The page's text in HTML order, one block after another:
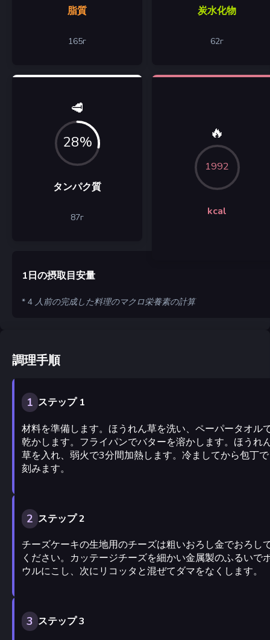
脂質
165г
炭水化物
62г
🥩
28%
タンパク質
87г
🔥
1992
kcal
1日の摂取目安量
* 4 人前の完成した料理のマクロ栄養素の計算
調理手順
1 ステップ 1
材料を準備します。ほうれん草を洗い、ペーパータオル
乾かします。フライパンでバターを溶かします。ほうれ
草を入れ、弱火で3分間加熱します。冷ましてから包丁で
刻みます。
2 ステップ 2
チーズケーキの生地用のチーズは粗いおろし金でおろし
ください。カッテージチーズを細かい金属製のふるいで
ウルにこし、次にリコッタと混ぜてダマをなくします。
3 ステップ 3